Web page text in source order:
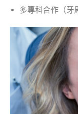
多專科合作（牙